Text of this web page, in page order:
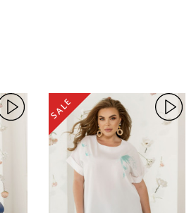
SALE